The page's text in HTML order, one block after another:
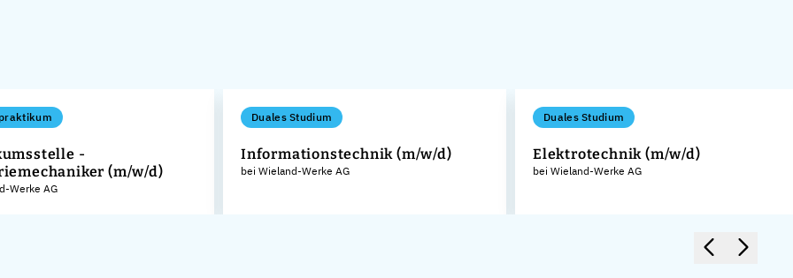
-
(m/w/d)
Werke AG
Duales Studium
Informationstechnik (m/w/d)
bei Wieland-Werke AG
Duales Studium
Elektrotechnik (m/w/d)
bei Wieland-Werke AG